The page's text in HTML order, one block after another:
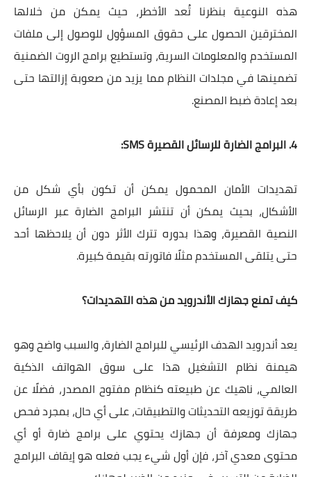
هذه النوعية بنظرنا تُعد الأخطر، حيث يمكن من خلالها
المخترقين الحصول على حقوق المسؤول للوصول إلى ملفات
المستخدم والمعلومات السرية، وتستطيع برامج الروت الضمنية
تضمينها في مجلدات النظام مما يزيد من صعوبة إزالتها حتى
بعد إعادة ضبط المصنع.
4. البرامج الضارة للرسائل القصيرة SMS:
تهديدات الأمان المحمول يمكن أن تكون بأي شكل من
الأشكال، بحيث يمكن أن تنتشر البرامج الضارة عبر الرسائل
النصية القصيرة، وهذا بدوره تترك الأثر دون أن يلاحظها أحد
حتى يتلقى المستخدم مثلًا فاتورته بقيمة كبيرة.
كيف تمنع جهازك الأندرويد من هذه التهديدات؟
يعد أندرويد الهدف الرئيسي للبرامج الضارة، والسبب واضح وهو
هيمنة نظام التشغيل هذا على سوق الهواتف الذكية
العالمي، ناهيك عن طبيعته كنظام مفتوح المصدر، فضلًا عن
طريقة توزيعه التحديثات والتطبيقات، على أي حال، بمجرد فحص
جهازك ومعرفة أن جهازك يحتوي على برامج ضارة أو أي
محتوى معدي آخر، فإن أول شيء يجب فعله هو إيقاف البرامج